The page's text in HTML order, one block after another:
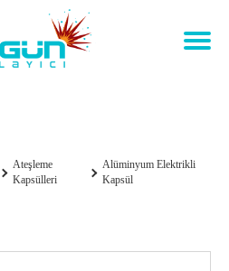
Ateşleme
Kapsülleri
Alüminyum Elektrikli
Kapsül